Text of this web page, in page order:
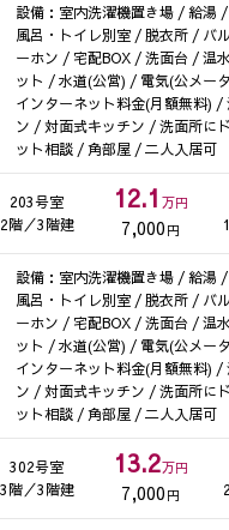
設備：室内洗濯機置き場 / 給
風呂・トイレ別室 / 脱衣所 / バ
ーホン / 宅配BOX / 洗面台 / 温
ット / 水道(公営) / 電気(公メー
インターネット料金(月額無料)
ン / 対面式キッチン / 洗面所に
ット相談 / 角部屋 / 二人入居可
203号室
2階／3階建
12.1 万円
7,000円
設備：室内洗濯機置き場 / 給
風呂・トイレ別室 / 脱衣所 / バ
ーホン / 宅配BOX / 洗面台 / 温
ット / 水道(公営) / 電気(公メー
インターネット料金(月額無料)
ン / 対面式キッチン / 洗面所に
ット相談 / 角部屋 / 二人入居可
302号室
3階／3階建
13.2万円
7,000円